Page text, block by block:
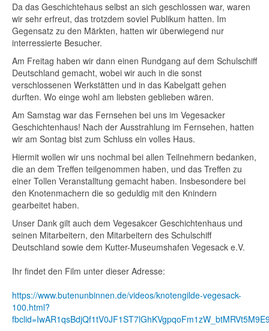
Da das Geschichtehaus selbst an sich geschlossen war, waren
wir sehr erfreut, das trotzdem soviel Publikum hatten. Im
Gegensatz zu den Märkten, hatten wir überwiegend nur
interressierte Besucher.
Am Freitag haben wir dann einen Rundgang auf dem Schulschiff
Deutschland gemacht, wobei wir auch in die sonst
verschlossenen Werkstätten und in das Kabelgatt gehen
durften. Wo einge wohl am liebsten geblieben wären.
Am Samstag war das Fernsehen bei uns im Vegesacker
Geschichtenhaus! Nach der Ausstrahlung im Fernsehen, hatten
wir am Sontag bist zum Schluss ein volles Haus.
Hiermit wollen wir uns nochmal bei allen Teilnehmern bedanken,
die an dem Treffen teilgenommen haben, und das Treffen zu
einer Tollen Veranstalltung gemacht haben. Insbesondere bei
den Knotenmachern die so geduldig mit den Knindern
gearbeitet haben.
Unser Dank gilt auch dem Vegesakcer Geschichtenhaus und
seinen Mitarbeitern, den Mitarbeitern des Schulschiff
Deutschland sowie dem Kutter-Museumshafen Vegesack e.V.
Ihr findet den Film unter dieser Adresse:
https://www.butenunbinnen.de/videos/knotengilde-vegesack-
100.html?